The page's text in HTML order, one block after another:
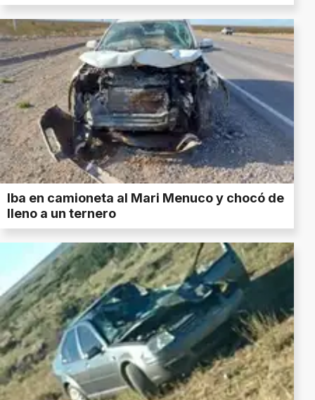
Iba en camioneta al Mari Menuco y chocó de
lleno a un ternero